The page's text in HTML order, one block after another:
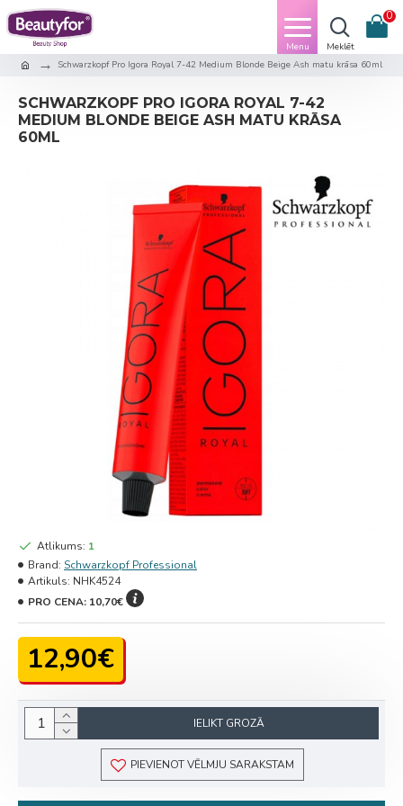
0
Schwarzkopf Pro Igora Royal 7-42 Medium Blonde Beige Ash matu krāsa 60ml
SCHWARZKOPF PRO IGORA ROYAL 7-42
MEDIUM BLONDE BEIGE ASH MATU KRĀSA
60ML
12,90€
Atlikums: 1
Brand: Schwarzkopf Professional
Artikuls: NHK4524
PRO CENA: 10,70€
IELIKT GROZĀ
PIEVIENOT VĒLMJU SARAKSTAM